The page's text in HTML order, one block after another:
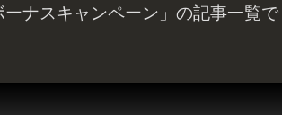
ーナスキャンペーン」の記事一覧で